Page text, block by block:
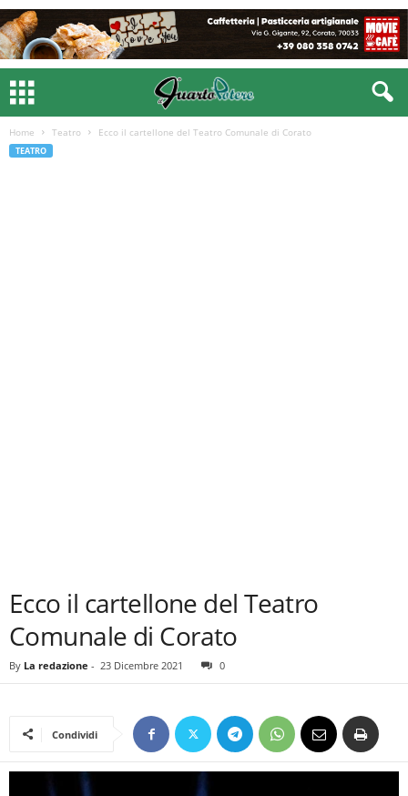
Home Teatro Ecco il cartellone del Teatro Comunale di Corato
TEATRO
Ecco il cartellone del Teatro
Comunale di Corato
By La redazione - 23 Dicembre 2021 0
Condividi